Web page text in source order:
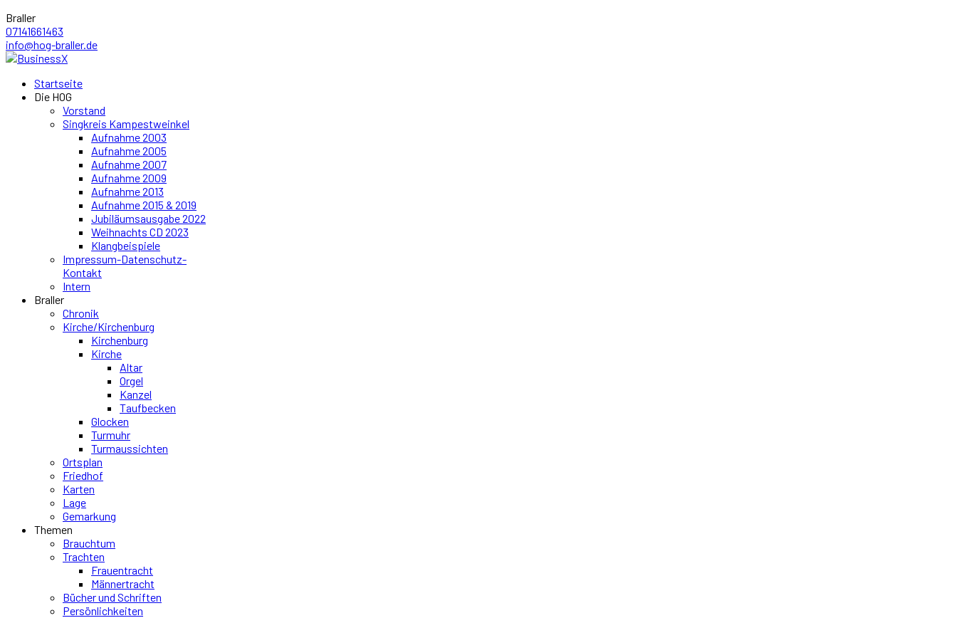
Braller
07141661463
info@hog-braller.de
Startseite
Die HOG
Vorstand
Singkreis Kampestweinkel
Aufnahme 2003
Aufnahme 2005
Aufnahme 2007
Aufnahme 2009
Aufnahme 2013
Aufnahme 2015 & 2019
Jubiläumsausgabe 2022
Weihnachts CD 2023
Klangbeispiele
Impressum-Datenschutz-
Kontakt
Intern
Braller
Chronik
Kirche/Kirchenburg
Kirchenburg
Kirche
Altar
Orgel
Kanzel
Taufbecken
Glocken
Turmuhr
Turmaussichten
Ortsplan
Friedhof
Karten
Lage
Gemarkung
Themen
Brauchtum
Trachten
Frauentracht
Männertracht
Bücher und Schriften
Persönlichkeiten